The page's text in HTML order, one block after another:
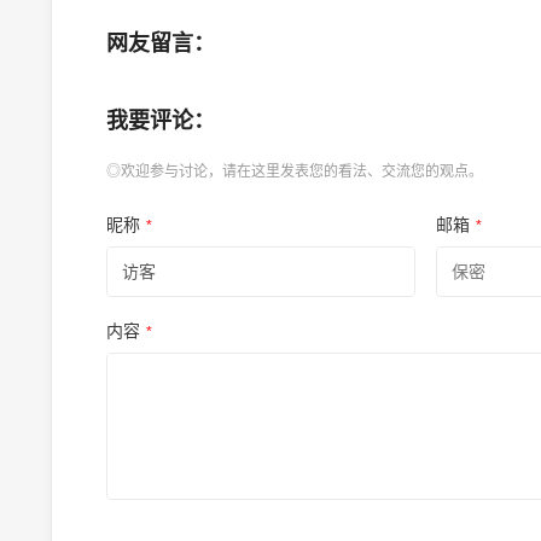
网友留言：
我要评论：
◎欢迎参与讨论，请在这里发表您的看法、交流您的观点。
昵称 * 邮箱 *
内容 *